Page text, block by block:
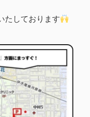
たしております